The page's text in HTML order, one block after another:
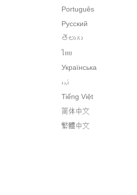
Português
Русский
తెలుగు
ไทย
Українська
اُردو
Tiếng Việt
简体中文
繁體中文